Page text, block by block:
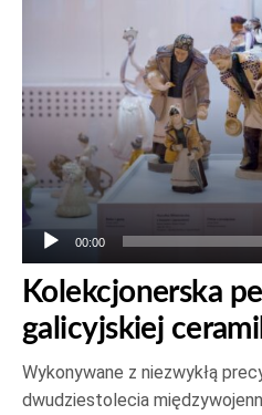
00:00
Kolekcjonerska
galicyjskiej
Wykonywane z niezwykłą
dwudziestolecia